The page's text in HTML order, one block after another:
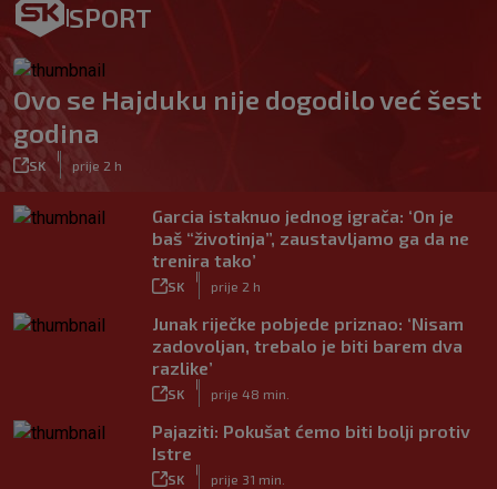
SPORT
Ovo se Hajduku nije dogodilo već šest
godina
SK prije 2 h
Garcia istaknuo jednog igrača: ‘On je
baš “životinja”, zaustavljamo ga da ne
trenira tako’
SK prije 2 h
Junak riječke pobjede priznao: ‘Nisam
zadovoljan, trebalo je biti barem dva
razlike’
SK prije 48 min.
Pajaziti: Pokušat ćemo biti bolji protiv
Istre
SK prije 31 min.